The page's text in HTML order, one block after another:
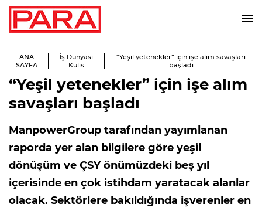
ANA
SAYFA
İş Dünyası
Kulis
“Yeşil yetenekler” için işe alım savaşları
başladı
“Yeşil yetenekler” için işe alım
savaşları başladı
ManpowerGroup tarafından yayımlanan
raporda yer alan bilgilere göre yeşil
dönüşüm ve ÇSY önümüzdeki beş yıl
içerisinde en çok istihdam yaratacak alanlar
olacak. Sektörlere bakıldığında işverenler en